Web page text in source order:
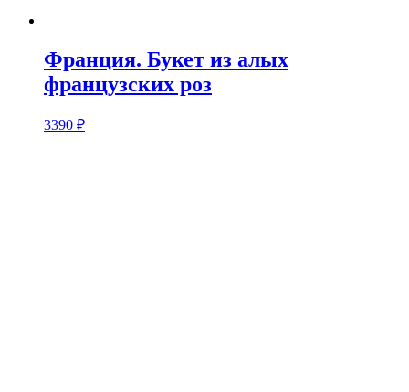
Франция. Букет из алых
французских роз
3390 ₽